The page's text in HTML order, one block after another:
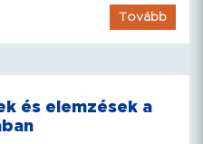
Tovább
és elemzések a